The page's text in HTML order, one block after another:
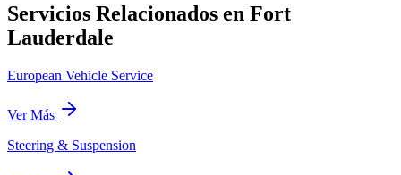
Servicios Relacionados en Fort
Lauderdale
European Vehicle Service
Ver Más
Steering & Suspension